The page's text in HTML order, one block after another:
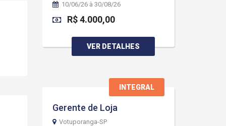
10/06/26 à 30/08/26
R$ 4.000,00
VER DETALHES
INTEGRAL
Gerente de Loja
Votuporanga-SP